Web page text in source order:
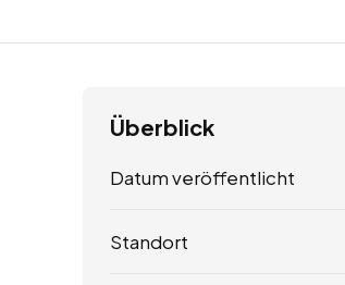
Überblick
Datum veröffentlicht
Standort